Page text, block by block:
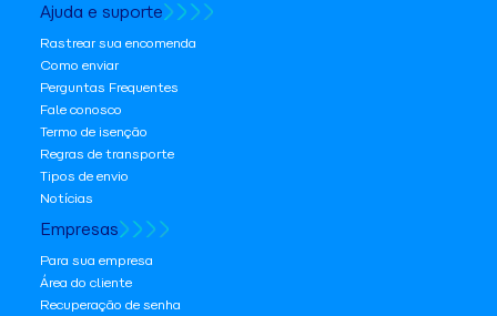
Ajuda e suporte
Rastrear sua encomenda
Como enviar
Perguntas Frequentes
Fale conosco
Termo de isenção
Regras de transporte
Tipos de envio
Notícias
Empresas
Para sua empresa
Área do cliente
Recuperação de senha